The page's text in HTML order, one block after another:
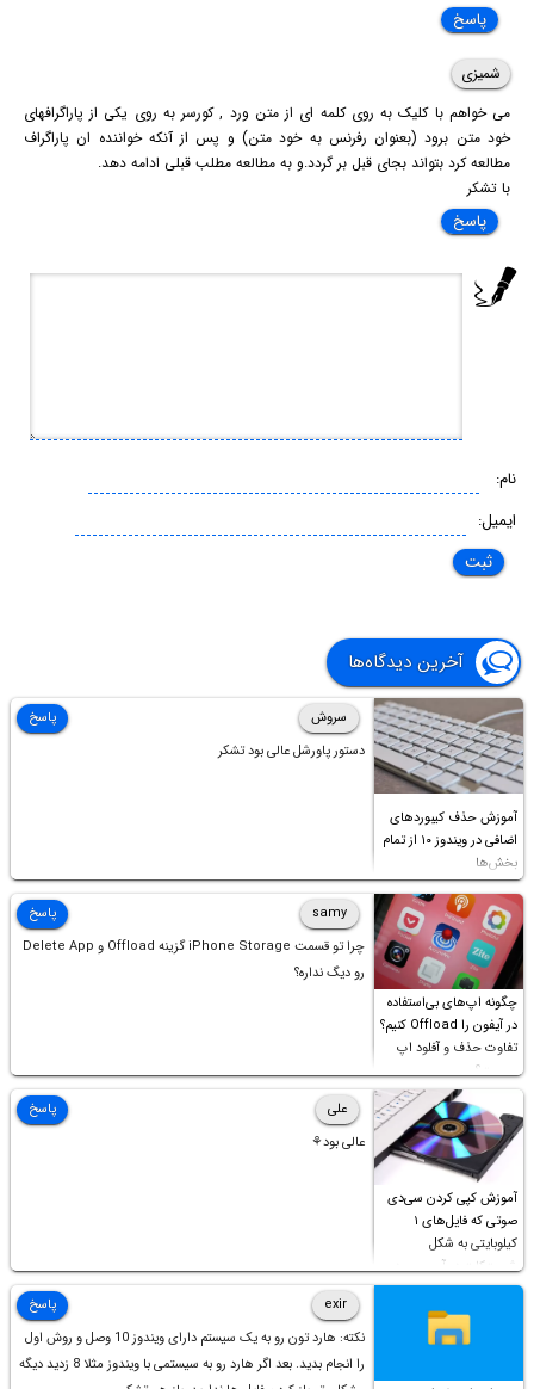
پاسخ
شمیزی
می خواهم با کلیک به روی کلمه ای از متن ورد , کورسر به روی یکی از پاراگرافهای
خود متن برود (بعنوان رفرنس به خود متن) و پس از آنکه خواننده ان پاراگراف
مطالعه کرد بتواند بجای قبل بر گردد.و به مطالعه مطلب قبلی ادامه دهد.
با تشکر
پاسخ
نام:
ایمیل:
آخرین دیدگاه‌ها
آموزش حذف کیبوردهای
اضافی در ویندوز ۱۰ از تمام
بخش‌ها
سروش
دستور پاورشل عالی بود تشکر
پاسخ
چگونه اپ‌های بی‌استفاده
در آیفون را Offload کنیم؟
تفاوت حذف و آفلود اپ
چیست؟
samy
چرا تو قسمت iPhone Storage گزینه Offload و Delete App
رو دیگ نداره؟
پاسخ
آموزش کپی کردن سی‌دی
صوتی که فایل‌های ۱
کیلوبایتی به شکل
شورت‌کات در آن موجود
است!
علی
عالی بود⚘
پاسخ
exir
نکته: هارد تون رو به یک سیستم دارای ویندوز 10 وصل و روش اول
را انجام بدید. بعد اگر هارد رو به سیستمی با ویندوز مثلا 8 زدید دیگه
پاسخ